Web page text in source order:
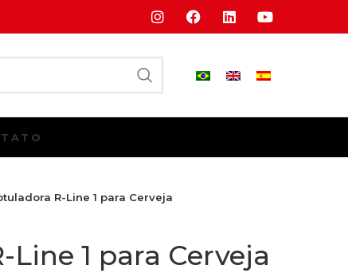
R-Line 1 para Cerveja
Line 1 para Cerveja